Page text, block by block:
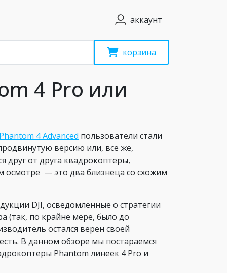
аккаунт
корзина
4 Pro или
4 Advanced пользователи стали
версию или, все же,
друг от друга квадрокоптеры,
осмотре — это два близнеца со схожим
DJI, осведомленные о стратегии
(так, по крайне мере, было до
остался верен своей
В данном обзоре мы постараемся
Phantom линеек 4 Pro и